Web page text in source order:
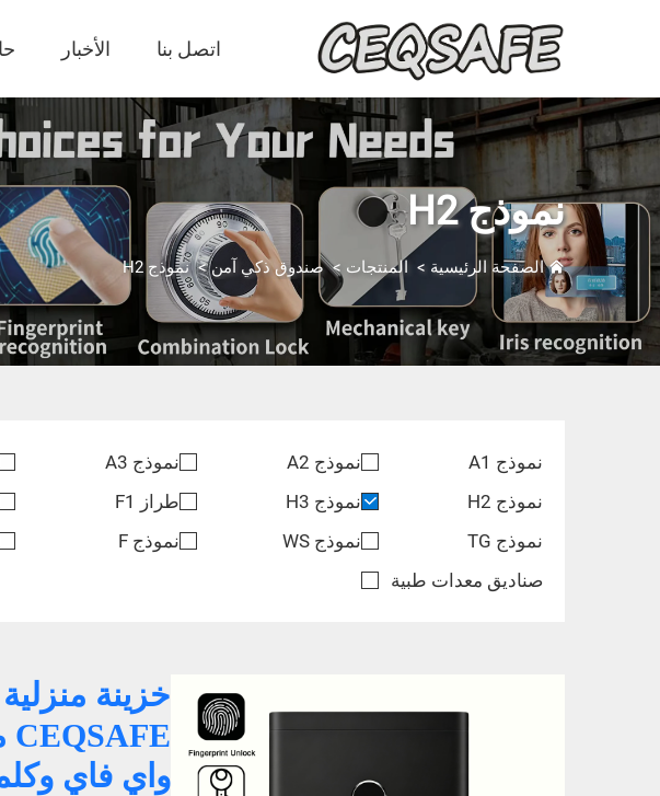
الأخبار اتصل بنا
نموذج H2
الصفحة الرئيسية > المنتجات >صندوق ذكي آمن>نموذج H2
نموذج A1 نموذج A2 نموذج A3
نموذج H2
نموذج H3 طراز F1
نموذج TG
نموذج WS نموذج F
صناديق معدات طبية
واي فاي